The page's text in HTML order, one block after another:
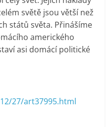
světě jsou větší než
států světa. Přinášíme
amerického
asi domácí politické
27/art37995.html